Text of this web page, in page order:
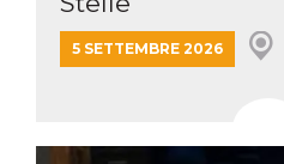
5 SETTEMBRE 2026